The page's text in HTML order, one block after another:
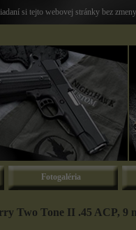
si tejto webovej stránky bez
Fotogaléria
Two Tone II .45 ACP, 9